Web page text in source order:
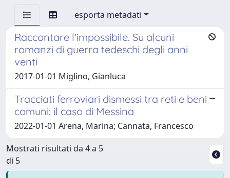
esporta metadati
Raccontare l'impossibile. Su alcuni
romanzi di guerra tedeschi degli anni
venti
2017-01-01 Miglino, Gianluca
Tracciati ferroviari dismessi tra reti e beni
comuni: il caso di Messina
2022-01-01 Arena, Marina; Cannata, Francesco
Mostrati risultati da 4 a 5
di 5